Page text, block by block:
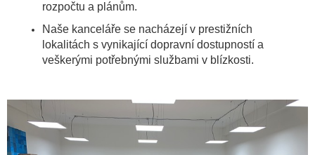
rozpočtu a plánům.
Naše kanceláře se nacházejí v prestižních
lokalitách s vynikající dopravní dostupností a
veškerými potřebnými službami v blízkosti.